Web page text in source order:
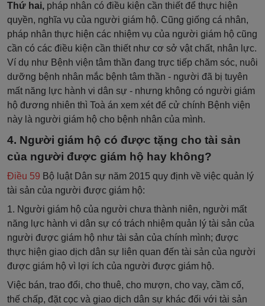
Thứ hai, pháp nhân có điều kiện cần thiết để thực hiện
quyền, nghĩa vụ của người giám hộ. Cũng giống cá nhân,
pháp nhân thực hiện các nhiệm vụ của người giám hộ cũng
cần có các điều kiện cần thiết như cơ sở vật chất, nhân lực.
Ví dụ như Bệnh viện tâm thần đang trực tiếp chăm sóc, nuôi
dưỡng bệnh nhân mắc bệnh tâm thần - người đã bị tuyên
mất năng lực hành vi dân sự - nhưng không có người giám
hộ đương nhiên thì Toà án xem xét để cử chính Bệnh viện
này là người giám hộ cho bệnh nhân của mình.
4. Người giám hộ có được tặng cho tài sản
của người được giám hộ hay không?
Điều 59 Bộ luật Dân sự năm 2015 quy định về việc quản lý
tài sản của người được giám hộ:
1. Người giám hộ của người chưa thành niên, người mất
năng lực hành vi dân sự có trách nhiệm quản lý tài sản của
người được giám hộ như tài sản của chính mình; được
thực hiện giao dịch dân sự liên quan đến tài sản của người
được giám hộ vì lợi ích của người được giám hộ.
Việc bán, trao đổi, cho thuê, cho mượn, cho vay, cầm cố,
thế chấp, đặt cọc và giao dịch dân sự khác đối với tài sản